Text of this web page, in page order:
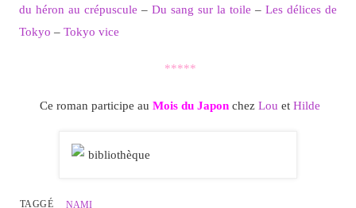
du héron au crépuscule – Du sang sur la toile –Les délices de
Tokyo – Tokyo vice
*****
Ce roman participe au Mois du Japon chez Lou et Hilde
TAGGÉ NAMI